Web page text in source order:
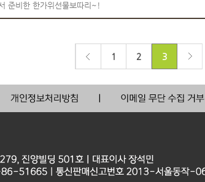
준비한 한가위선물보따리~!
1 2 3